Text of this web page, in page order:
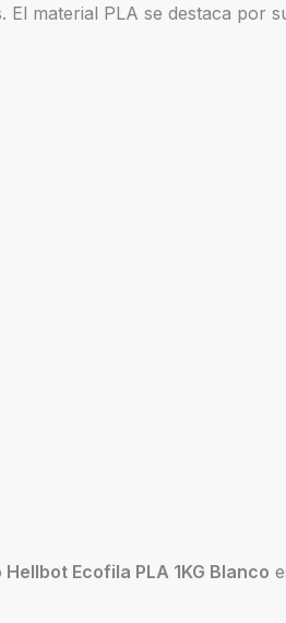
material PLA se destaca por
Hellbot Ecofila PLA 1KG Blanco